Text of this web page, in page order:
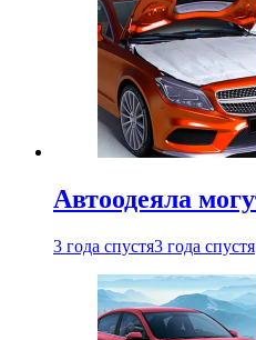
Автоодеяла
3 года спустя3 года спустя